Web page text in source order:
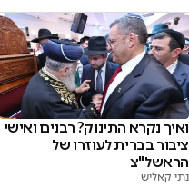
ואיך נקרא התינוק? רבנים ואישי
ציבור בברית לעוזרו של
הראשל"צ
נתי קאליש